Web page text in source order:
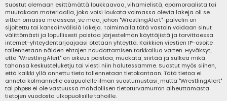
Suostut olemaan esittämättä loukkaavaa, vihamielistä, epämoraalista tai
muutakaan materiaalia, joka voisi loukata voimassa olevia lakeja oli se
sitten omassa maassasi, se maa, johon "WrestlingAlert"-palvelin on
sijoitettu tai kansainvälisiä lakeja. Toimimalla tätä vastoin voidaan sinut
välittömästi ja lopullisesti poistaa järjestelmän käyttäjistä ja tarvittaessa
internet-yhteydentarjoajaasi otetaan yhteyttä. Kaikkien viestien IP-osoite
tallennetaan näiden ehtojen noudattamisen tarkkailua varten. Hyväksyt,
että "WrestlingAlert" on oikeus poistaa, muokata, siirtää ja sulkea mikä
tahansa keskusteluketju tai viesti niin halutessamme. Suostut myös siihen,
että kaikki yllä annettu tieto tallennetaan tietokantaan. Tätä tietoa ei
anneta kolmannelle osapuolelle ilman suostumustasi, mutta "WrestlingAlert"
tai phpBB ei ole vastuussa mahdollisen tietoturvamurron aiheuttamasta
tietojen vuodosta ulkopuolisille tahoille.